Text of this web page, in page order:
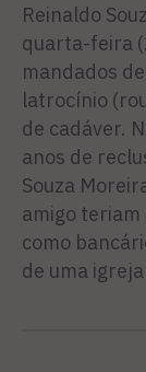
Reinaldo
quarta-feira
mandados
latrocínio
de cadáver.
anos de
Souza
amigo
como
de uma